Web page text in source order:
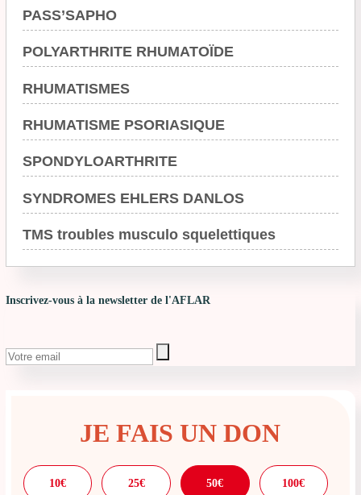
PASS’SAPHO
POLYARTHRITE RHUMATOÏDE
RHUMATISMES
RHUMATISME PSORIASIQUE
SPONDYLOARTHRITE
SYNDROMES EHLERS DANLOS
TMS troubles musculo squelettiques
Inscrivez-vous à la newsletter de l'AFLAR
JE FAIS UN DON
10€ 25€ 50€ 100€